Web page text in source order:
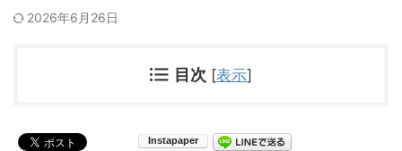
2026年6月26日
目次 [表示]